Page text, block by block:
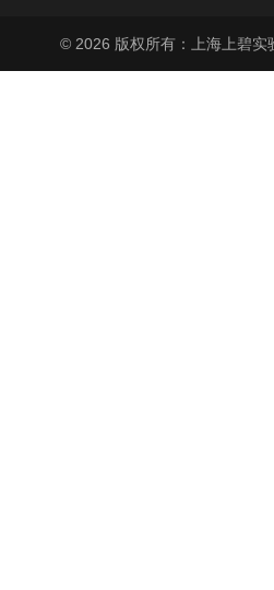
© 2026 版权所有：上海上碧